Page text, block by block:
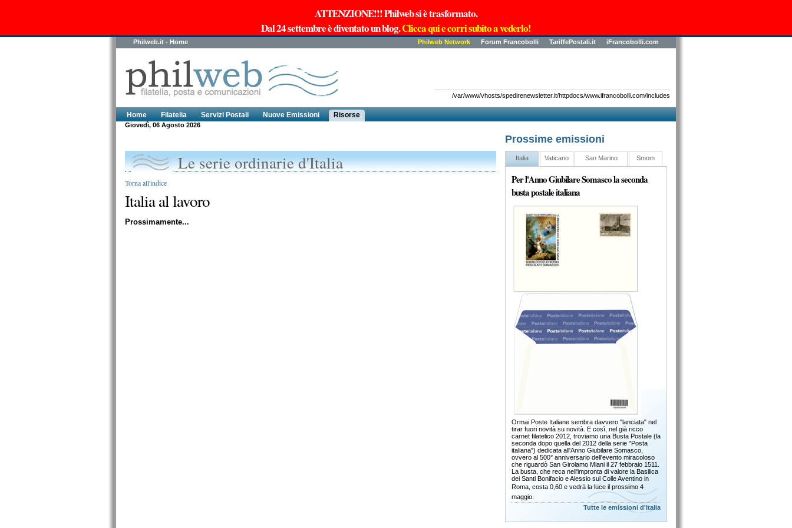
ATTENZIONE!!! Philweb si è trasformato.
Dal 24 settembre è diventato un blog.Clicca qui e corri subito a vederlo!
Philweb.it - Home Philweb Network Forum Francobolli TariffePostali.it iFrancobolli.com
/var/www/vhosts/spedirenewsletter.it/httpdocs/www.ifrancobolli.com/includes
Home Filatelia Servizi Postali Nuove Emissioni Risorse
Giovedì, 06 Agosto 2026
Prossime emissioni
Le serie ordinarie d'Italia
Torna all'indice
Italia al lavoro
Prossimamente...
Italia Vaticano San Marino Smom
Per l'Anno Giubilare Somasco la seconda
busta postale italiana
Ormai Poste Italiane sembra davvero "lanciata" nel
tirar fuori novità su novità. E così, nel già ricco
carnet filatelico 2012, troviamo una Busta Postale (la
seconda dopo quella del 2012 della serie "Posta
italiana") dedicata all'Anno Giubilare Somasco,
ovvero al 500° anniversario dell'evento miracoloso
che riguardò San Girolamo Miani il 27 febbraio 1511.
La busta, che reca nell'impronta di valore la Basilica
dei Santi Bonifacio e Alessio sul Colle Aventino in
Roma, costa 0,60 e vedrà la luce il prossimo 4
maggio.
Tutte le emissioni d'Italia